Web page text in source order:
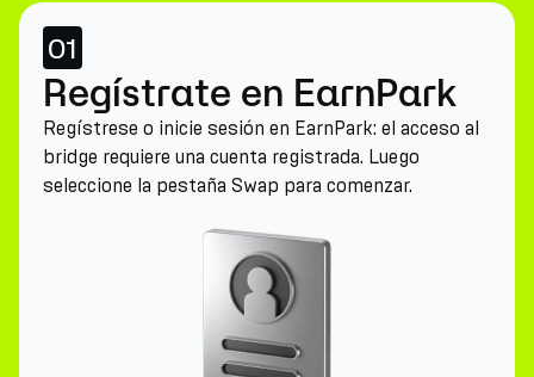
01
Regístrate en EarnPark
Regístrese o inicie sesión en EarnPark: el acceso al
bridge requiere una cuenta registrada. Luego
seleccione la pestaña Swap para comenzar.